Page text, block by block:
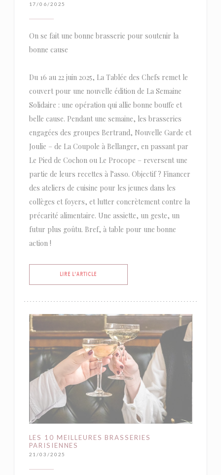
17/06/2025
On se fait une bonne brasserie pour soutenir la
bonne cause
Du 16 au 22 juin 2025, La Tablée des Chefs remet le
couvert pour une nouvelle édition de La Semaine
Solidaire : une opération qui allie bonne bouffe et
belle cause. Pendant une semaine, les brasseries
engagées des groupes Bertrand, Nouvelle Garde et
Joulie – de La Coupole à Bellanger, en passant par
Le Pied de Cochon ou Le Procope – reversent une
partie de leurs recettes à l’asso. Objectif ? Financer
des ateliers de cuisine pour les jeunes dans les
collèges et foyers, et lutter concrètement contre la
précarité alimentaire. Une assiette, un geste, un
futur plus goûtu. Bref, à table pour une bonne
action !
LIRE L'ARTICLE
LES 10 MEILLEURES BRASSERIES
PARISIENNES
21/03/2025